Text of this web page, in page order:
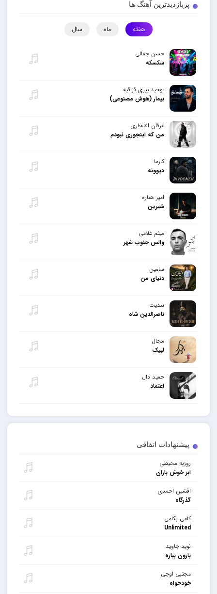
پیشنهادات اتفاقی
روزبه محیطی
ابر خوش باران
افشین احمدی
گذرگاه
کامی بکامی
Unlimited
نوید جاوید
بارون بباره
مجتبی اوجی
خودخواه
پربازدیدترین آهنگ ها
هفته ماه سال
حسن جمالی
سکسکه
توحید پیری قراقیه
بیمار (هوش مصنوعی)
عرفان افتخاری
من که اینجوری نبودم
کارما
دیوونه
امیر هناره
شیرین
میثم غلامی
والس جنوب شهر
سامین
دنیای من
بندیت
ناصرالدین شاه
مجال
لبیک
حمید دال
اعتماد